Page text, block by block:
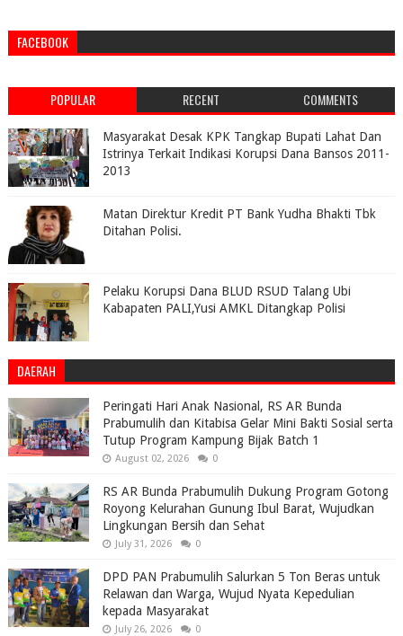
FACEBOOK
POPULAR RECENT COMMENTS
Masyarakat Desak KPK Tangkap Bupati Lahat Dan
Istrinya Terkait Indikasi Korupsi Dana Bansos 2011-
2013
Matan Direktur Kredit PT Bank Yudha Bhakti Tbk
Ditahan Polisi.
Pelaku Korupsi Dana BLUD RSUD Talang Ubi
Kabapaten PALI,Yusi AMKL Ditangkap Polisi
DAERAH
Peringati Hari Anak Nasional, RS AR Bunda
Prabumulih dan Kitabisa Gelar Mini Bakti Sosial serta
Tutup Program Kampung Bijak Batch 1
August 02, 2026 0
RS AR Bunda Prabumulih Dukung Program Gotong
Royong Kelurahan Gunung Ibul Barat, Wujudkan
Lingkungan Bersih dan Sehat
July 31, 2026 0
DPD PAN Prabumulih Salurkan 5 Ton Beras untuk
Relawan dan Warga, Wujud Nyata Kepedulian
kepada Masyarakat
July 26, 2026 0